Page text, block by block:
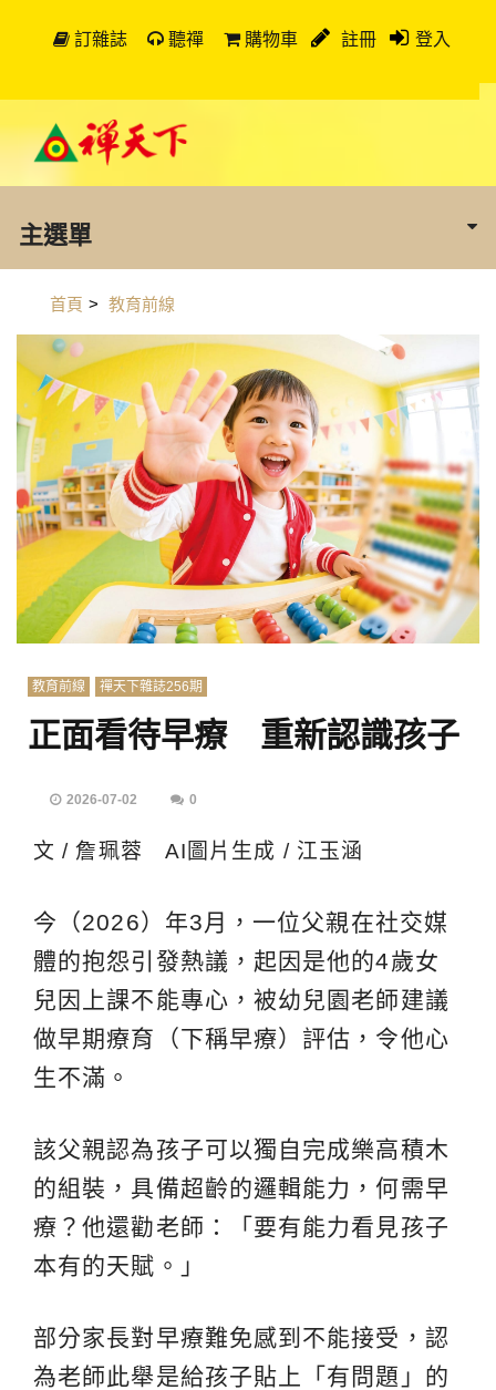
訂雜誌 聽禪 購物車 註冊 登入
主選單
首頁 > 教育前線
教育前線 禪天下雜誌256期
正面看待早療 重新認識孩子
2026-07-02 0
文 / 詹珮蓉 AI圖片生成 / 江玉涵
今（2026）年3月，一位父親在社交媒
體的抱怨引發熱議，起因是他的4歲女
兒因上課不能專心，被幼兒園老師建議
做早期療育（下稱早療）評估，令他心
生不滿。
該父親認為孩子可以獨自完成樂高積木
的組裝，具備超齡的邏輯能力，何需早
療？他還勸老師：「要有能力看見孩子
本有的天賦。」
部分家長對早療難免感到不能接受，認
為老師此舉是給孩子貼上「有問題」的